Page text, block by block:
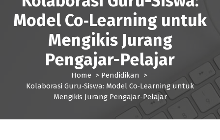
Model Co‑Learning untuk
Mengikis Jurang
Pengajar-Pelajar
Home > Pendidikan >
Kolaborasi Guru-Siswa: Model Co‑Learning untuk
Mengikis Jurang Pengajar-Pelajar